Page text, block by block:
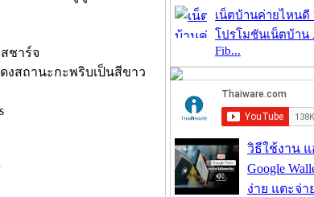
สชาร์จ
งสถานะกะพริบเป็นสีขาว
เน็ตบ้านค่ายไหนดี
โปรโมชันเน็ตบ้าน
Fib...
วิธีใช้งาน แ
Google
ง่าย แตะจ่า